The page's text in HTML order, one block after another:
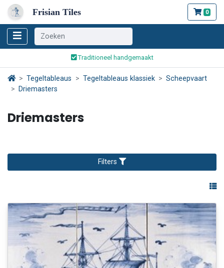
Frisian Tiles 0
Veilig bestellen en betalen
Wereldwijde verzending
Tegeltableaus Tegeltableaus klassiek
Scheepvaart
Driemasters
Driemasters
Filters